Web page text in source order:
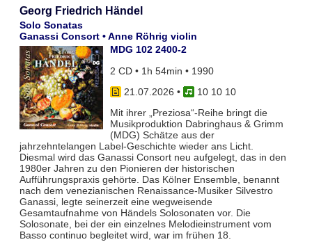
Georg Friedrich Händel
Solo Sonatas
Ganassi Consort • Anne Röhrig violin
MDG 102 2400-2
2 CD • 1h 54min • 1990
21.07.2026 •
10 10 10
Mit ihrer „Preziosa“-Reihe bringt die
Musikproduktion Dabringhaus & Grimm
(MDG) Schätze aus der
jahrzehntelangen Label-Geschichte wieder ans Licht.
Diesmal wird das Ganassi Consort neu aufgelegt, das in den
1980er Jahren zu den Pionieren der historischen
Aufführungspraxis gehörte. Das Kölner Ensemble, benannt
nach dem venezianischen Renaissance-Musiker Silvestro
Ganassi, legte seinerzeit eine wegweisende
Gesamtaufnahme von Händels Solosonaten vor. Die
Solosonate, bei der ein einzelnes Melodieinstrument vom
Basso continuo begleitet wird, war im frühen 18.